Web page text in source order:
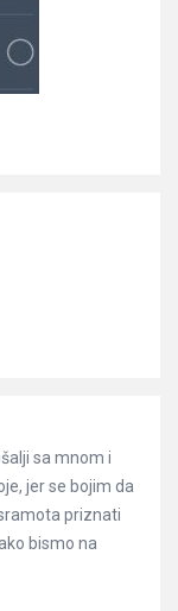
sa mnom i
jer se bojim da
priznati
bismo na